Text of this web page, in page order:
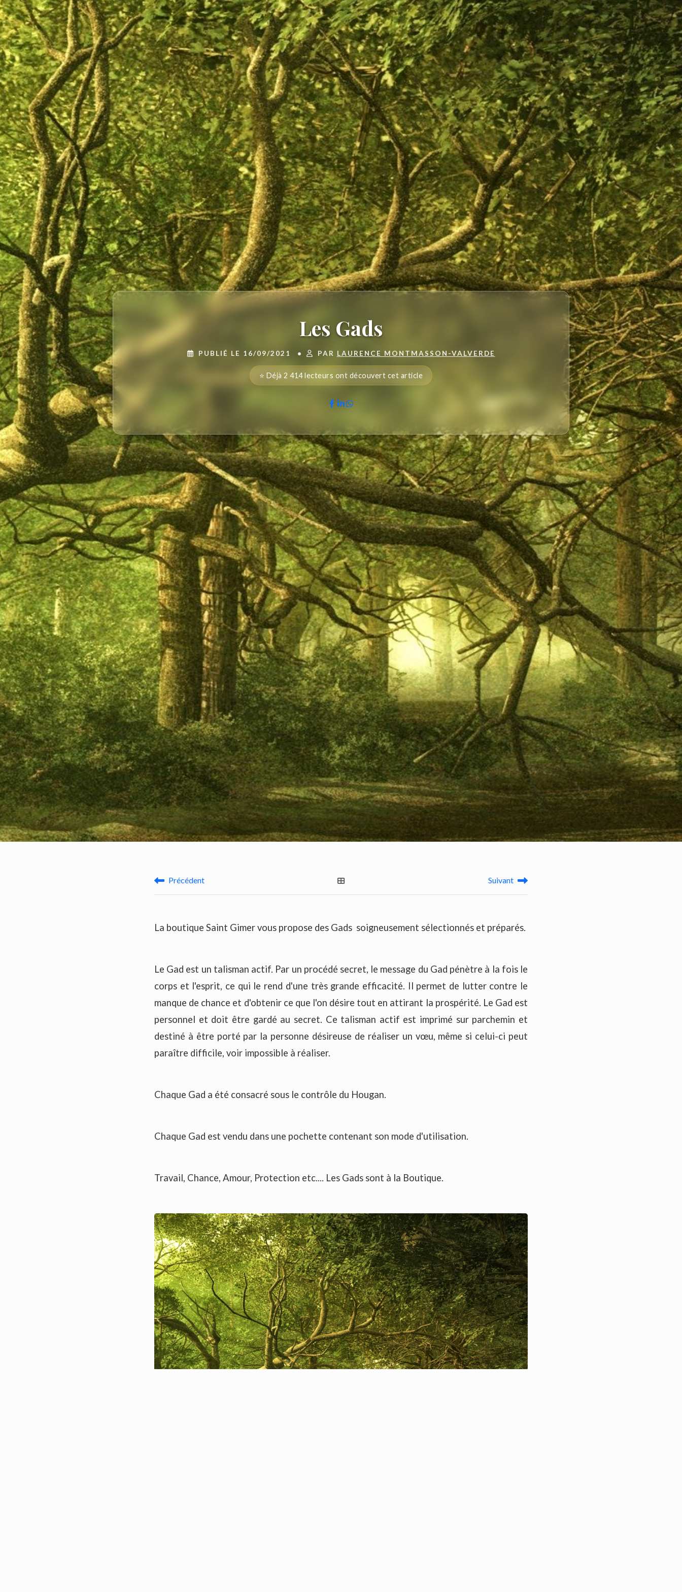
Les Gads
PUBLIÉ LE 16/09/2021 • PAR LAURENCE MONTMASSON-VALVERDE
⭐ Déjà 2 414 lecteurs ont découvert cet article
Précédent Suivant
La boutique Saint Gimer vous propose des Gads soigneusement sélectionnés et préparés.
Le Gad est un talisman actif. Par un procédé secret, le message du Gad pénètre à la fois le
corps et l'esprit, ce qui le rend d'une très grande efficacité. Il permet de lutter contre le
manque de chance et d'obtenir ce que l'on désire tout en attirant la prospérité. Le Gad est
personnel et doit être gardé au secret. Ce talisman actif est imprimé sur parchemin et
destiné à être porté par la personne désireuse de réaliser un vœu, même si celui-ci peut
paraître difficile, voir impossible à réaliser.
Chaque Gad a été consacré sous le contrôle du Hougan.
Chaque Gad est vendu dans une pochette contenant son mode d'utilisation.
Travail, Chance, Amour, Protection etc.... Les Gads sont à la Boutique.